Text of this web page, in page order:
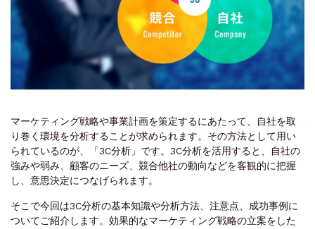
マーケティング戦略や事業計画を策定するにあたって、自社を取
り巻く環境を分析することが求められます。その方法として用い
られているのが、「3C分析」です。3C分析を活用すると、自社の
強みや弱み、顧客のニーズ、競合他社の動向などを客観的に把握
し、意思決定につなげられます。
そこで今回は3C分析の基本知識や分析方法、注意点、成功事例に
ついてご紹介します。効果的なマーケティング戦略の立案をした